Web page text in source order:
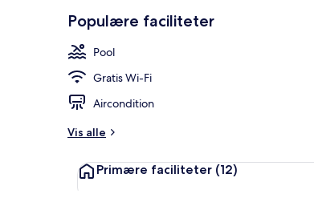
Populære faciliteter
Pool
Gratis Wi-Fi
Aircondition
Vis alle
Primære faciliteter (12)